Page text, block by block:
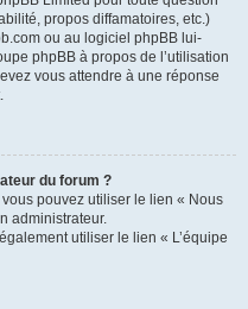
propos diffamatoires, etc.)
ou au logiciel phpBB lui-
phpBB à propos de l’utilisation
vous attendre à une réponse
du forum ?
pouvez utiliser le lien « Nous
administrateur.
utiliser le lien « L’équipe